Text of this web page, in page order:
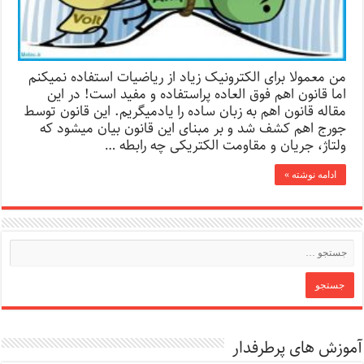
من معمولا برای الکترونیک زیاد از ریاضیات استفاده نمی­کنم
اما قانون اهم فوق العاده پراستفاده و مفید است! در این
مقاله قانون اهم به زبان ساده را یادمیگریم. این قانون توسط
جورج اهم کشف شد و بر مبنای این قانون بیان می­شود که
ولتاژ، جریان و مقاومت الکتریکی چه رابطه …
ادامه نوشته »
آموزش های پرطرفدار